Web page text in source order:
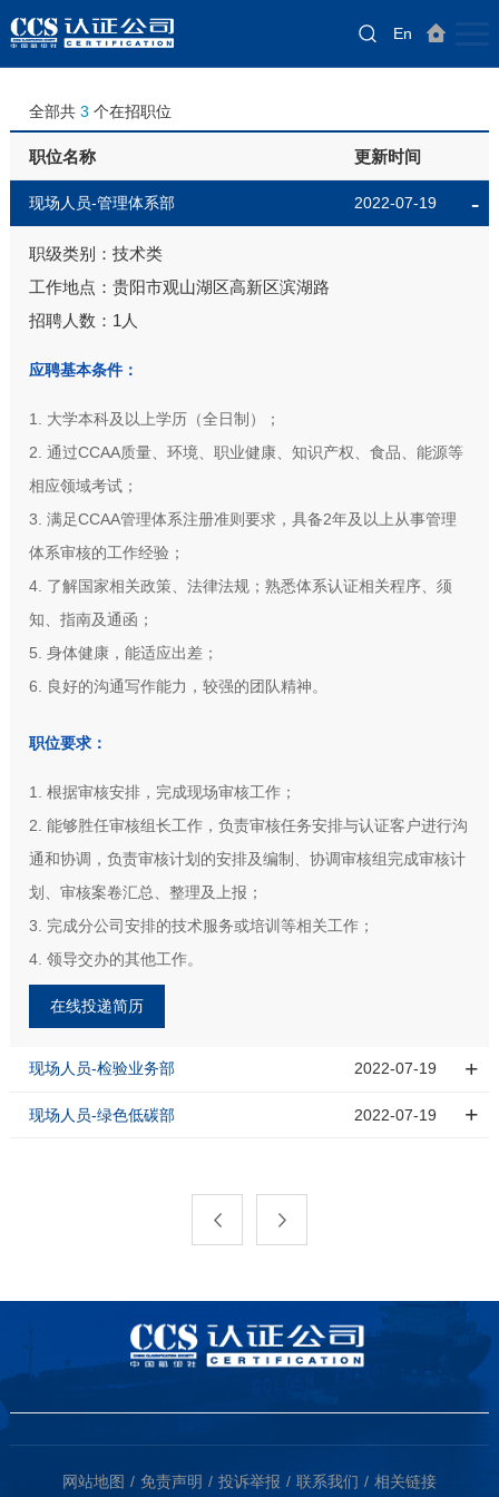
En
返回主站
全部共3 个在招职位
职位名称 更新时间
现场人员-管理体系部 2022-07-19
职级类别：技术类
工作地点：贵阳市观山湖区高新区滨湖路
招聘人数：1人
应聘基本条件：
1. 大学本科及以上学历（全日制）；
2. 通过CCAA质量、环境、职业健康、知识产权、食品、能源等
相应领域考试；
3. 满足CCAA管理体系注册准则要求，具备2年及以上从事管理
体系审核的工作经验；
4. 了解国家相关政策、法律法规；熟悉体系认证相关程序、须
知、指南及通函；
5. 身体健康，能适应出差；
6. 良好的沟通写作能力，较强的团队精神。
职位要求：
1. 根据审核安排，完成现场审核工作；
2. 能够胜任审核组长工作，负责审核任务安排与认证客户进行沟
通和协调，负责审核计划的安排及编制、协调审核组完成审核计
划、审核案卷汇总、整理及上报；
3. 完成分公司安排的技术服务或培训等相关工作；
4. 领导交办的其他工作。
在线投递简历
现场人员-检验业务部 2022-07-19
现场人员-绿色低碳部 2022-07-19
网站地图 免责声明 投诉举报 联系我们 相关链接